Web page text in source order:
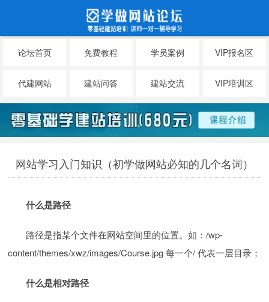
论坛首页 免费教程 学员案例 VIP报名区
代建网站 建站问答 建站交流 VIP培训区
网站学习入门知识（初学做网站必知的几个名词）
什么是路径
路径是指某个文件在网站空间里的位置。如：/wp-
content/themes/xwz/images/Course.jpg 每一个/ 代表一层目录；
什么是相对路径